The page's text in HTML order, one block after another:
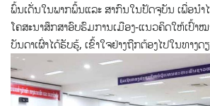
ພົ້ນເດັ່ນໃນພາກພຶ້ນແລະ ສາກົນໃນປັດຈຸບັນ ເພື່ອນໍາ
ໂຄສະນາສຶກສາອົບຮົມການເມືອງ-ແນວຄິດໃຫ້ເປົ້າໝ
ບັນດາເຜົ່າໄດ້ຮັບຮູ້, ເຂົ້າໃຈຢ່າງຖືກຕ້ອງໄປໃນທາງດ